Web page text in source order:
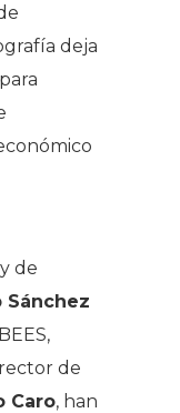
deja
de
Sánchez
de
Caro, han